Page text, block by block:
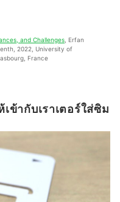
and Challenges , Erfan
2022, University of
France
ข้ากับเราเตอร์ใส่ซิม